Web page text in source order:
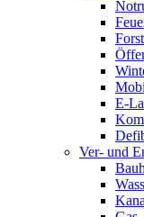
E-
Ver- und